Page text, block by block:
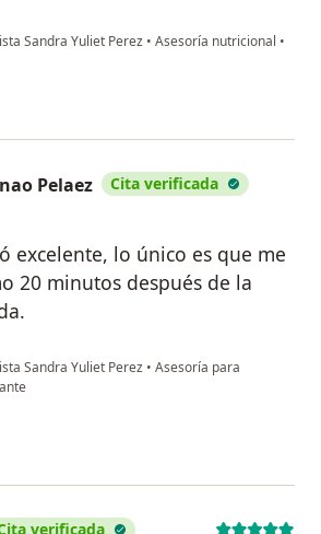
Sandra Yuliet Perez • Asesoría nutricional •
Pelaez Cita verificada
excelente, lo único es que me
20 minutos después de la
Sandra Yuliet Perez • Asesoría para
Henao Pelaez
verificada